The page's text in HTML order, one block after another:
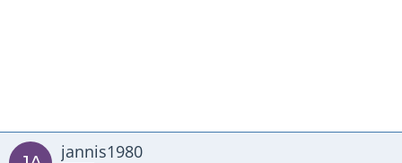
jannis1980